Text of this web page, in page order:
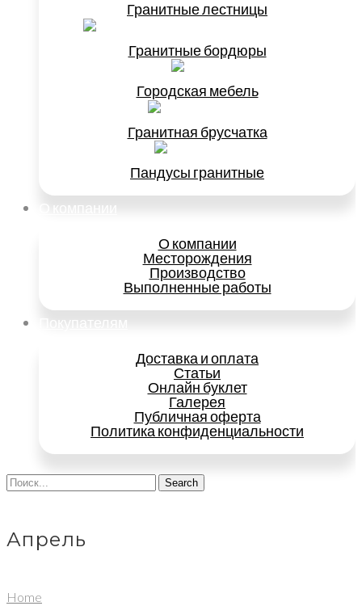
Гранитные лестницы
Гранитные бордюры
Городская мебель
Гранитная брусчатка
Пандусы гранитные
О компании
О компании
Месторождения
Производство
Выполненные работы
Покупателям
Доставка и оплата
Статьи
Онлайн буклет
Галерея
Публичная оферта
Политика конфиденциальности
Search
Апрель
Home